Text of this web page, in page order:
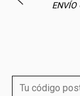
ENVÍO